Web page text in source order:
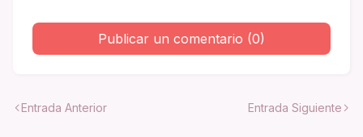
Publicar un comentario (0)
Entrada Anterior Entrada Siguiente